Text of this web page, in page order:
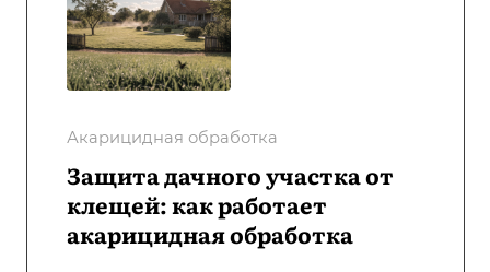
Акарицидная обработка
Защита дачного участка от
клещей: как работает
акарицидная обработка